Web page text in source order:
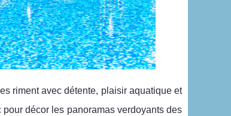
riment avec détente, plaisir aquatique et
décor les panoramas verdoyants des